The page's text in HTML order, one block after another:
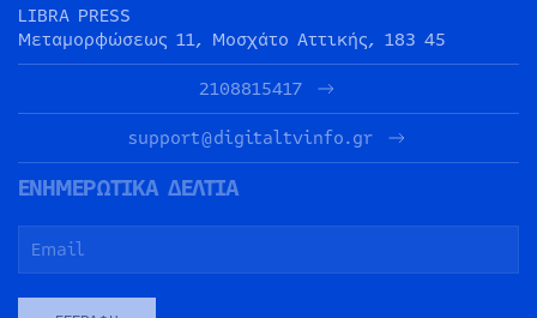
LIBRA PRESS
Μεταμορφώσεως 11, Μοσχάτο Αττικής, 183 45
2108815417
support@digitaltvinfo.gr
ΕΝΗΜΕΡΩΤΙΚΑ ΔΕΛΤΙΑ